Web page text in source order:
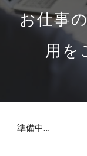
お仕事
用を
準備中…